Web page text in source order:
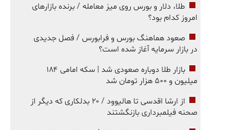
طلا، دلار و بورس روی میز معامله / برنده بازارهای
امروز کدام بود؟
صعود هماهنگ بورس و فرابورس / فصل جدیدی
در بازار سرمایه آغاز شده است؟
بازار طلا دوباره صعودی شد | سکه امامی ۱۸۴
میلیون و ۵۰۰ هزار تومان شد
از ارشا اقدسی تا هالیوود / ۲۰ بدلکاری که دیگر از
صحنه فیلمبرداری بازنگشتند